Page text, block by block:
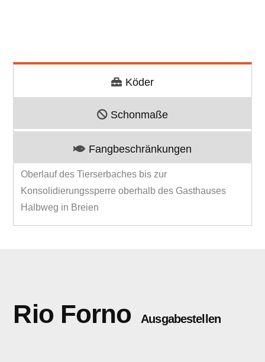
Köder
Schonmaße
Fangbeschränkungen
Oberlauf des Tierserbaches bis zur
Konsolidierungssperre oberhalb des Gasthauses
Halbweg in Breien
Rio Forno Ausgabestellen